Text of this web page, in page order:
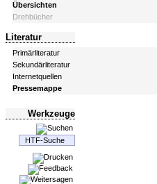
Übersichten
Drehbücher
Literatur
Primärliteratur
Sekundärliteratur
Internetquellen
Pressemappe
Werkzeuge